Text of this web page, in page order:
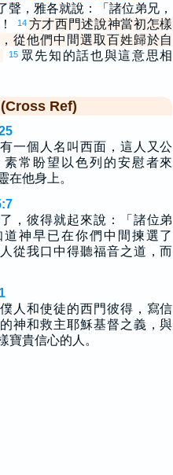
聲，雅各就說：「諸位弟兄，
14 方才西門述說神當初怎樣
從他們中間選取百姓歸於自
15 眾先知的話也與這意思相
Ref)
一個人名叫西面，這人又公
素常盼望以色列的安慰者來
在他身上。
，彼得就起來說：「諸位弟
道神早已在你們中間揀選了
從我口中得聽福音之道，而
人和使徒的西門彼得，寫信
神和救主耶穌基督之義，與
寶貴信心的人。